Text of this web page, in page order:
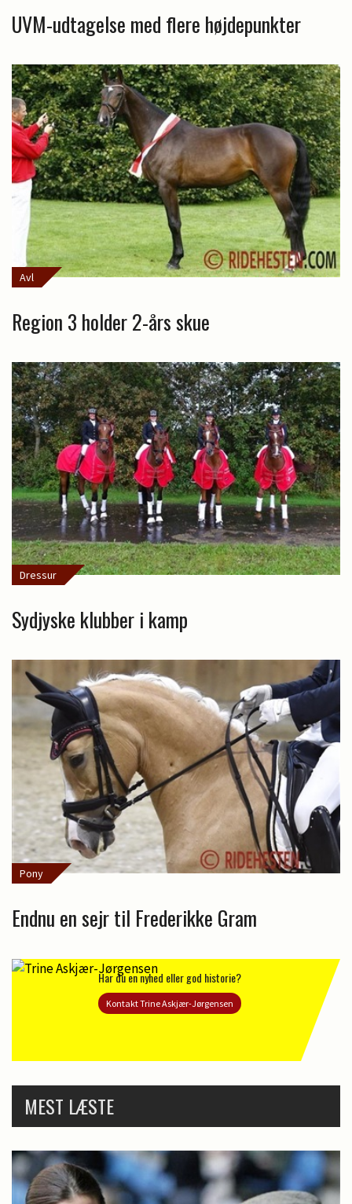
UVM-udtagelse med flere højdepunkter
Avl
Region 3 holder 2-års skue
Dressur
Sydjyske klubber i kamp
Pony
Endnu en sejr til Frederikke Gram
Har du en nyhed eller god historie?
Kontakt Trine Askjær-Jørgensen
MEST LÆSTE